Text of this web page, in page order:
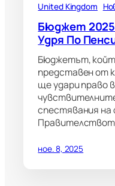
United Kingdom
Бюджет
Удря По
Бюджетът,
представен от
ще удари право
спестявания
ное. 8, 2025